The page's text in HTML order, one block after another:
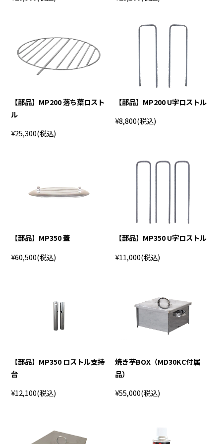
【部品】MP200 落ち葉ロスト
ル
¥25,300(税込)
【部品】MP200 U字ロストル
¥8,800(税込)
【部品】MP350 蓋
¥60,500(税込)
【部品】MP350 U字ロストル
¥11,000(税込)
【部品】MP350 ロストル支持
台
¥12,100(税込)
焼き芋BOX（MD30KC付属
品）
¥55,000(税込)